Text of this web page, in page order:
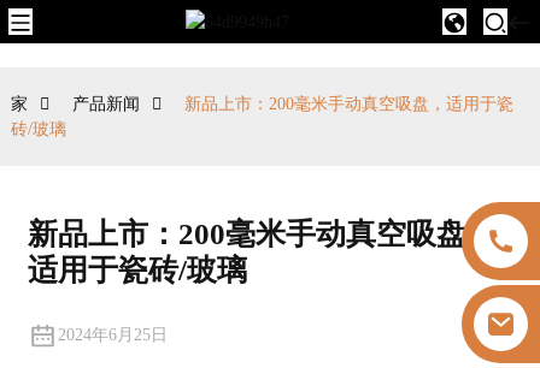
家 产品新闻
新品上市：200毫米手动真空吸盘，适用于瓷
砖/玻璃
新品上市：200毫米手动真空吸盘，
适用于瓷砖/玻璃
2024年6月25日